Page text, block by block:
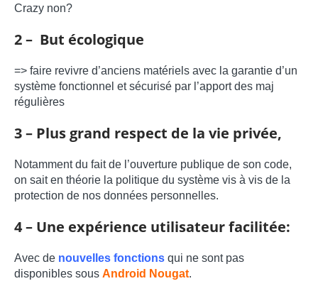
Crazy non?
2 – But écologique
=> faire revivre d’anciens matériels avec la garantie d’un
système fonctionnel et sécurisé par l’apport des maj
régulières
3 – Plus grand respect de la vie privée,
Notamment du fait de l’ouverture publique de son code,
on sait en théorie la politique du système vis à vis de la
protection de nos données personnelles.
4 – Une expérience utilisateur facilitée:
Avec de nouvelles fonctions qui ne sont pas
disponibles sous Android Nougat.